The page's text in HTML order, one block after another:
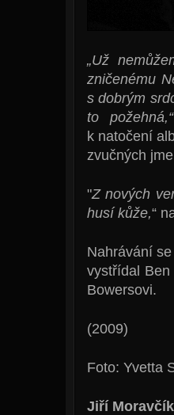
„Už
zničenému
s dobrým
to požehná,“
k natočení
zvučných
"Z nových
husí kůže,“
Nahrávání
vystřídal
Bowersovi.
(2009)
Foto: Yvetta
Jiří Moravčík